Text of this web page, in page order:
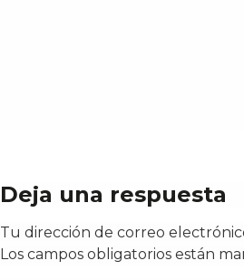
Deja una respuesta
Tu dirección de correo
Los campos obligatorios están